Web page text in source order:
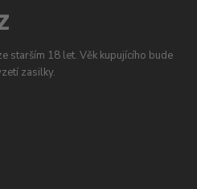
starším 18 let. Věk kupujícího bude
zasilky.